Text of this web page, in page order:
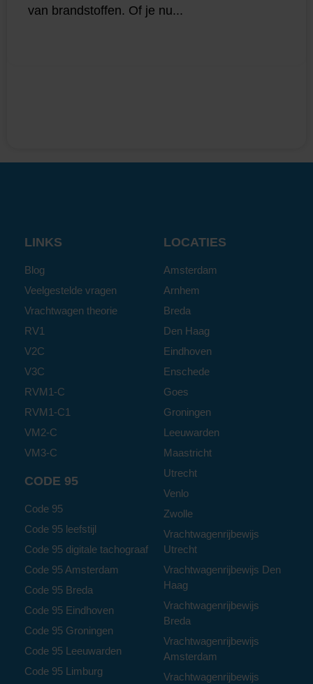
van brandstoffen. Of je nu...
LINKS
Blog
Veelgestelde vragen
Vrachtwagen theorie
RV1
V2C
V3C
RVM1-C
RVM1-C1
VM2-C
VM3-C
CODE 95
Code 95
Code 95 leefstijl
Code 95 digitale tachograaf
Code 95 Amsterdam
Code 95 Breda
Code 95 Eindhoven
Code 95 Groningen
Code 95 Leeuwarden
Code 95 Limburg
LOCATIES
Amsterdam
Arnhem
Breda
Den Haag
Eindhoven
Enschede
Goes
Groningen
Leeuwarden
Maastricht
Utrecht
Venlo
Zwolle
Vrachtwagenrijbewijs
Utrecht
Vrachtwagenrijbewijs Den
Haag
Vrachtwagenrijbewijs
Breda
Vrachtwagenrijbewijs
Amsterdam
Vrachtwagenrijbewijs